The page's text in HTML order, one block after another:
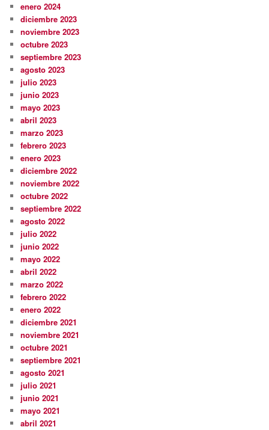
enero 2024
diciembre 2023
noviembre 2023
octubre 2023
septiembre 2023
agosto 2023
julio 2023
junio 2023
mayo 2023
abril 2023
marzo 2023
febrero 2023
enero 2023
diciembre 2022
noviembre 2022
octubre 2022
septiembre 2022
agosto 2022
julio 2022
junio 2022
mayo 2022
abril 2022
marzo 2022
febrero 2022
enero 2022
diciembre 2021
noviembre 2021
octubre 2021
septiembre 2021
agosto 2021
julio 2021
junio 2021
mayo 2021
abril 2021